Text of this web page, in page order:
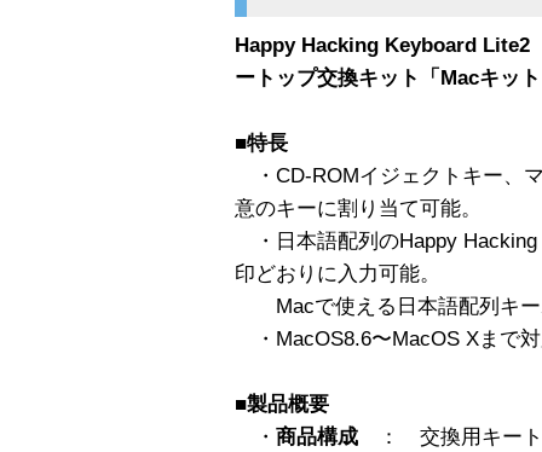
Happy Hacking Keyboard Lite2
ートップ交換キット「Macキッ
■特長
・CD-ROMイジェクトキー、
意のキーに割り当て可能。
・日本語配列のHappy
印どおりに入力可能。
Macで使える日本語配列キー
・MacOS8.6〜MacOS Xまで
■製品概要
・ 商品構成 ： 交換用キート